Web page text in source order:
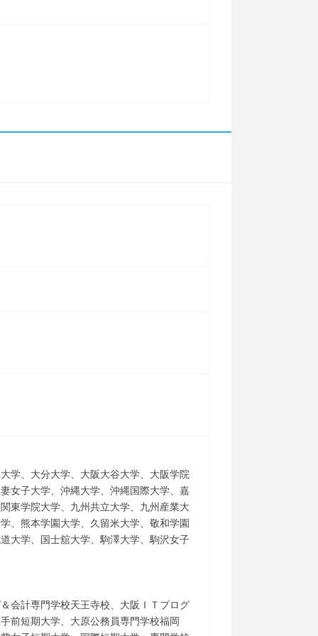
学、大分大学、大阪大谷大学、大阪学院
女子大学、沖縄大学、沖縄国際大学、嘉
東学院大学、九州共立大学、九州産業大
、熊本学園大学、久留米大学、敬和学園
大学、国士舘大学、駒澤大学、駒沢女子
会計専門学校天王寺校、大阪ＩＴプログ
前短期大学、大原公務員専門学校福岡